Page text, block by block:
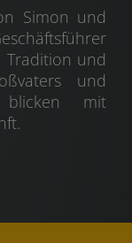
Simon und
Tradition und
und
mit